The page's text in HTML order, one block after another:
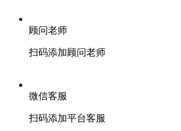
顾问老师
扫码添加顾问老师
微信客服
扫码添加平台客服